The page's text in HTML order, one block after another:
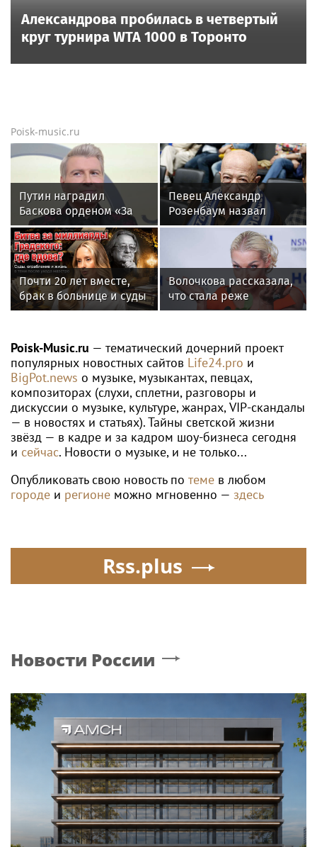
Александрова пробилась в четвертый
круг турнира WTA 1000 в Торонто
Poisk-music.ru
Путин наградил
Баскова орденом «За
заслуги перед
Отечеством» IV степени
Певец Александр
Розенбаум назвал
Любовь Орлову
настоящей звездой
Почти 20 лет вместе,
брак в больнице и суды
за миллиард: как
Александра Градского
Волочкова рассказала,
что стала реже
показывать шпагаты
Poisk-Music.ru — тематический дочерний проект
популярных новостных сайтов Life24.pro и
BigPot.news о музыке, музыкантах, певцах,
композиторах (слухи, сплетни, разговоры и
дискуссии о музыке, культуре, жанрах, VIP-скандалы
— в новостях и статьях). Тайны светской жизни
звёзд — в кадре и за кадром шоу-бизнеса сегодня
и сейчас. Новости о музыке, и не только...
Опубликовать свою новость по теме в любом
городе и регионе можно мгновенно — здесь
Rss.plus
Новости России